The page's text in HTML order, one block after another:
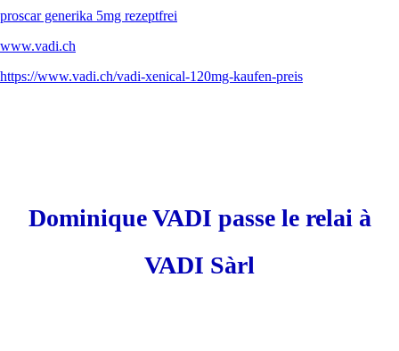
proscar generika 5mg rezeptfrei
www.vadi.ch
https://www.vadi.ch/vadi-xenical-120mg-kaufen-preis
Dominique VADI passe le relai à
VADI Sàrl